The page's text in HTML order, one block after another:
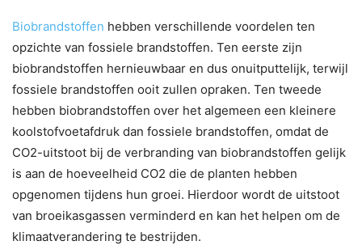
Biobrandstoffen hebben verschillende voordelen ten
opzichte van fossiele brandstoffen. Ten eerste zijn
biobrandstoffen hernieuwbaar en dus onuitputtelijk, terwijl
fossiele brandstoffen ooit zullen opraken. Ten tweede
hebben biobrandstoffen over het algemeen een kleinere
koolstofvoetafdruk dan fossiele brandstoffen, omdat de
CO2-uitstoot bij de verbranding van biobrandstoffen gelijk
is aan de hoeveelheid CO2 die de planten hebben
opgenomen tijdens hun groei. Hierdoor wordt de uitstoot
van broeikasgassen verminderd en kan het helpen om de
klimaatverandering te bestrijden.